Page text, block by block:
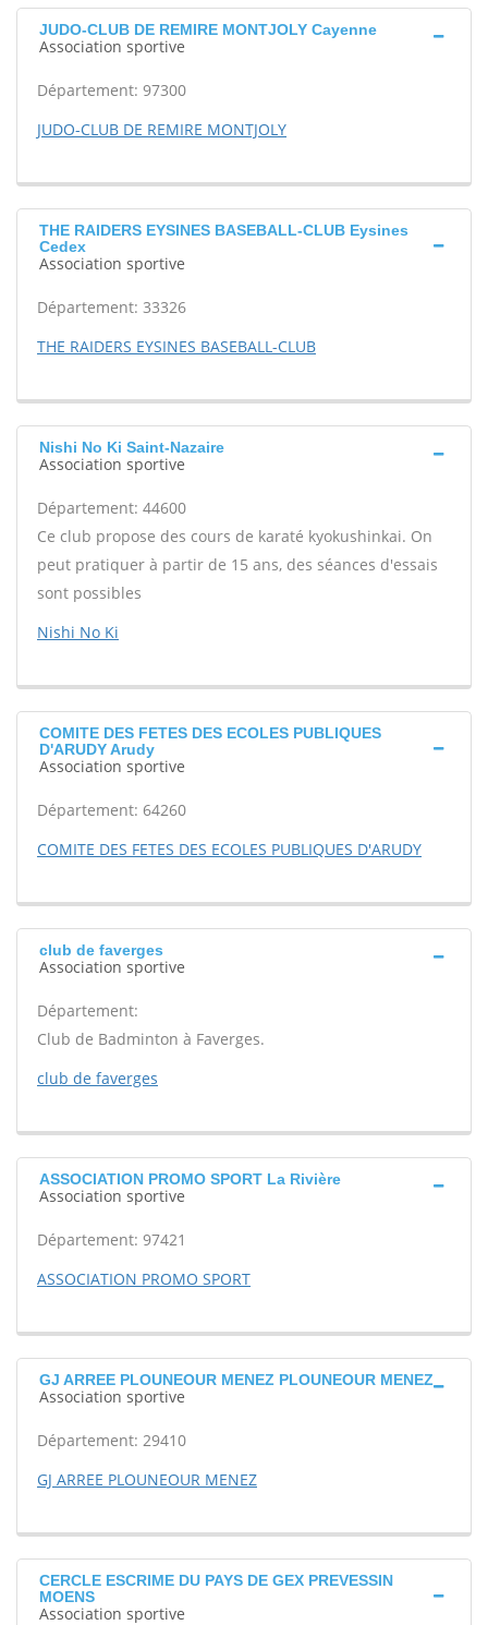
JUDO-CLUB DE REMIRE MONTJOLY Cayenne
Association sportive
Département: 97300
JUDO-CLUB DE REMIRE MONTJOLY
THE RAIDERS EYSINES BASEBALL-CLUB Eysines
Cedex
Association sportive
Département: 33326
THE RAIDERS EYSINES BASEBALL-CLUB
Nishi No Ki Saint-Nazaire
Association sportive
Département: 44600
Ce club propose des cours de karaté kyokushinkai. On
peut pratiquer à partir de 15 ans, des séances d'essais
sont possibles
Nishi No Ki
COMITE DES FETES DES ECOLES PUBLIQUES
D'ARUDY Arudy
Association sportive
Département: 64260
COMITE DES FETES DES ECOLES PUBLIQUES D'ARUDY
club de faverges
Association sportive
Département:
Club de Badminton à Faverges.
club de faverges
ASSOCIATION PROMO SPORT La Rivière
Association sportive
Département: 97421
ASSOCIATION PROMO SPORT
GJ ARREE PLOUNEOUR MENEZ PLOUNEOUR MENEZ
Association sportive
Département: 29410
GJ ARREE PLOUNEOUR MENEZ
CERCLE ESCRIME DU PAYS DE GEX PREVESSIN
MOENS
Association sportive